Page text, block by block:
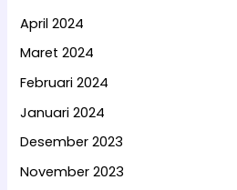
April 2024
Maret 2024
Februari 2024
Januari 2024
Desember 2023
November 2023